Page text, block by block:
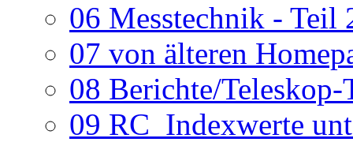
06 Messtechnik - Teil
07 von älteren
08 Berichte/
09 RC_Indexwerte